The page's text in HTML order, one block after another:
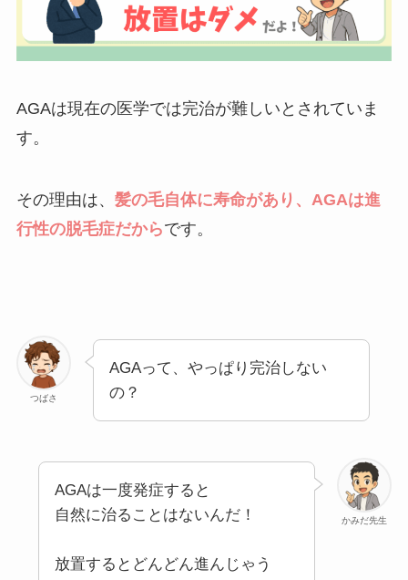
AGAは現在の医学では完治が難しいとされていま
す。
その理由は、 髪の毛自体に寿命があり、AGAは進
行性の脱毛症だからです。
つばさ
AGAって、やっぱり完治しない
の？
かみだ先生
AGAは一度発症すると
自然に治ることはないんだ！
放置するとどんどん進んじゃう